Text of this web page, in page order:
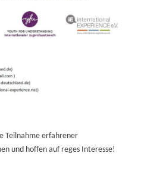
Teilnahme erfahrener
und hoffen auf reges Interesse!